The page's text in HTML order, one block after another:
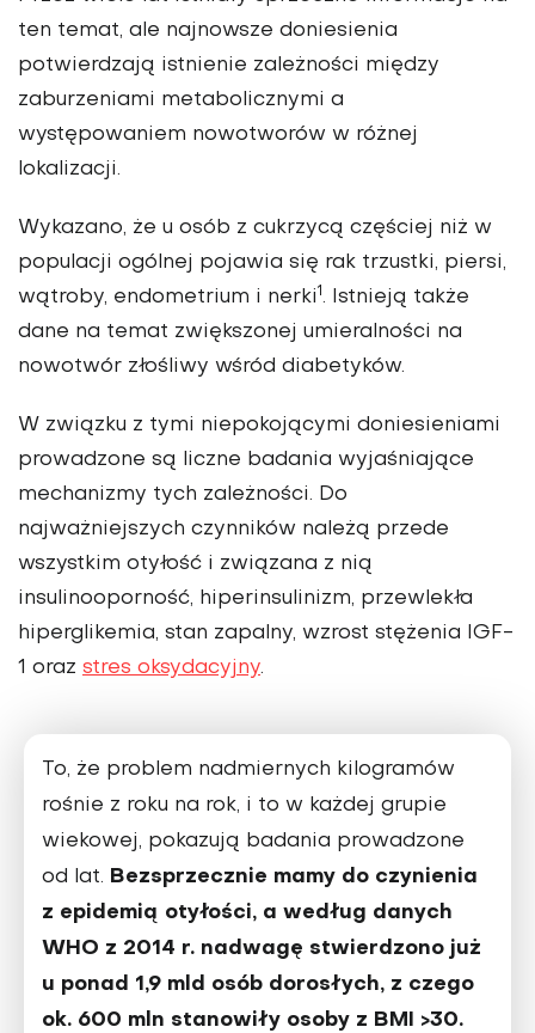
ten temat, ale najnowsze doniesienia
potwierdzają istnienie zależności między
zaburzeniami metabolicznymi a
występowaniem nowotworów w różnej
lokalizacji.
Wykazano, że u osób z cukrzycą częściej niż w
populacji ogólnej pojawia się rak trzustki, piersi,
wątroby, endometrium i nerki1. Istnieją także
dane na temat zwięk­szonej umieralności na
nowotwór złośliwy wśród diabetyków.
W związku z tymi niepokoją­cymi doniesieniami
prowadzone są liczne badania wyjaśniające
mechanizmy tych zależności. Do
najważniejszych czynników należą przede
wszystkim otyłość i związana z nią
insulinooporność, hiperin­sulinizm, przewlekła
hiperglike­mia, stan zapalny, wzrost stężenia IGF-
1 oraz stres oksydacyjny.
To, że problem nadmiernych kilo­gramów
rośnie z roku na rok, i to w każdej grupie
wiekowej, pokazują badania prowadzone
od lat. Bez­sprzecznie mamy do czynienia
z epi­demią otyłości, a według danych
WHO z 2014 r. nadwagę stwierdzono już
u ponad 1,9 mld osób dorosłych, z czego
ok. 600 mln stanowiły osoby z BMI >30.